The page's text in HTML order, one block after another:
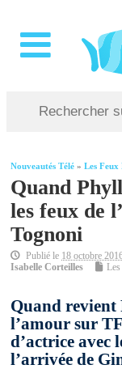
Nouveautés Télé »Les
Quand
les feux de
Tognoni
Publié le 18 octobre
Isabelle Corteilles
Quand revient
l’amour sur
d’actrice avec
l’arrivée de